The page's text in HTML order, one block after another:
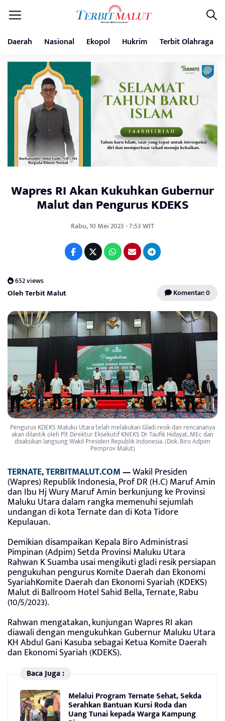
Daerah Nasional Ekopol Hukrim Terbit Olahraga
Wapres RI Akan Kukuhkan Gubernur
Malut dan Pengurus KDEKS
Rabu, 10 Mei 2023 - 7:53 WIT
652 views
Oleh Terbit Malut Komentar: 0
Pengurus KDEKS Maluku Utara telah melakukan Gladi resik dan rencananya
akan dilantik oleh Plt Direktur Eksekutif KNEKS Dr Taufik Hidayat, MEc dan
disaksikan langsung Wakil Presiden Republik Indonesia. (Dok. Biro Adpim
Pemprov Malut)
TERNATE, TERBITMALUT.COM—Wakil Presiden
(Wapres) Republik Indonesia, Prof DR (H.C) Maruf Amin
dan Ibu Hj Wury Maruf Amin berkunjung ke Provinsi
Maluku Utara dalam rangka memenuhi sejumlah
undangan di kota Ternate dan di Kota Tidore
Kepulauan.
Demikian disampaikan Kepala Biro Administrasi
Pimpinan (Adpim) Setda Provinsi Maluku Utara
Rahwan K Suamba usai mengikuti gladi resik persiapan
pengukuhan pengurus Komite Daerah dan Ekonomi
SyariahKomite Daerah dan Ekonomi Syariah (KDEKS)
Malut di Ballroom Hotel Sahid Bella, Ternate, Rabu
(10/5/2023).
Rahwan mengatakan, kunjungan Wapres RI akan
diawali dengan mengukuhkan Gubernur Maluku Utara
KH Abdul Gani Kasuba sebagai Ketua Komite Daerah
dan Ekonomi Syariah (KDEKS).
Baca Juga :
Melalui Program Ternate Sehat, Sekda
Serahkan Bantuan Kursi Roda dan
Uang Tunai kepada Warga Kampung